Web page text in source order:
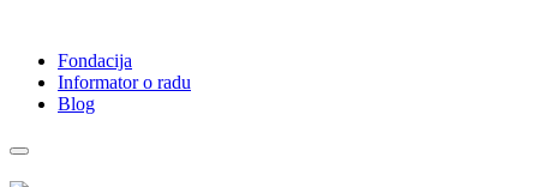
Fondacija
Informator o radu
Blog